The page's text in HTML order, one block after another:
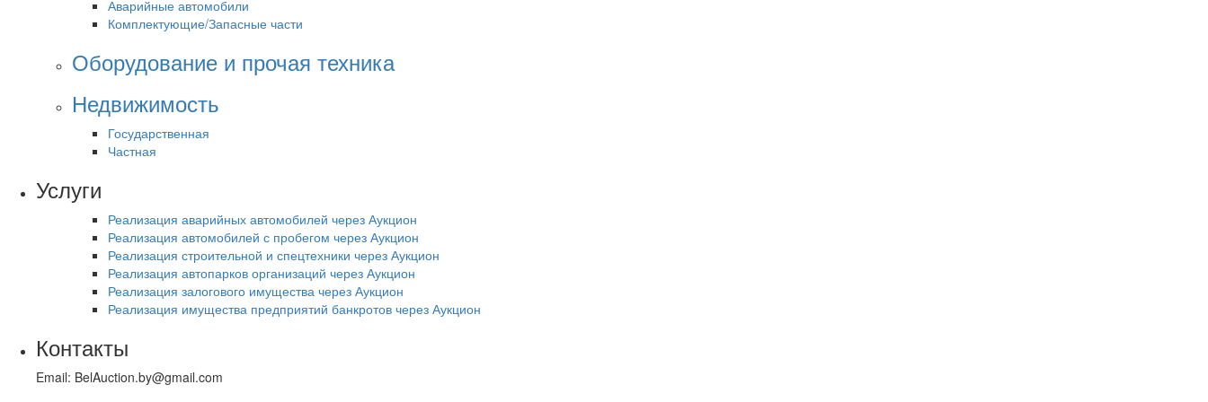
Аварийные автомобили
Комплектующие/Запасные части
Оборудование и прочая техника
Недвижимость
Государственная
Частная
Услуги
Реализация аварийных автомобилей через Аукцион
Реализация автомобилей с пробегом через Аукцион
Реализация строительной и спецтехники через Аукцион
Реализация автопарков организаций через Аукцион
Реализация залогового имущества через Аукцион
Реализация имущества предприятий банкротов через Аукцион
Контакты
Email: BelAuction.by@gmail.com